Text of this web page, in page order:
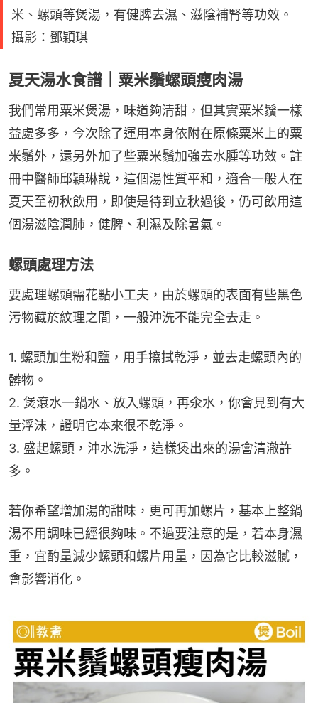
米、螺頭等煲湯，有健脾去濕、滋陰補腎等功效。
攝影：鄧穎琪
夏天湯水食譜｜粟米鬚螺頭瘦肉湯
我們常用粟米煲湯，味道夠清甜，但其實粟米鬚一樣
益處多多，今次除了運用本身依附在原條粟米上的粟
米鬚外，還另外加了些粟米鬚加強去水腫等功效。註
冊中醫師邱穎琳說，這個湯性質平和，適合一般人在
夏天至初秋飲用，即使是待到立秋過後，仍可飲用這
個湯滋陰潤肺，健脾、利濕及除暑氣。
螺頭處理方法
要處理螺頭需花點小工夫，由於螺頭的表面有些黑色
污物藏於紋理之間，一般沖洗不能完全去走。
1. 螺頭加生粉和鹽，用手擦拭乾淨，並去走螺頭內的
髒物。
2. 煲滾水一鍋水、放入螺頭，再氽水，你會見到有大
量浮沫，證明它本來很不乾淨。
3. 盛起螺頭，沖水洗淨，這樣煲出來的湯會清澈許
多。
若你希望增加湯的甜味，更可再加螺片，基本上整鍋
湯不用調味已經很夠味。不過要注意的是，若本身濕
重，宜酌量減少螺頭和螺片用量，因為它比較滋膩，
會影響消化。